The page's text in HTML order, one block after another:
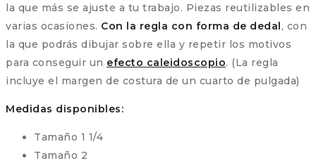
la que más se ajuste a tu trabajo. Piezas reutilizables en
varias ocasiones. Con la regla con forma de dedal, con
la que podrás dibujar sobre ella y repetir los motivos
para conseguir un efecto caleidoscopio. (La regla
incluye el margen de costura de un cuarto de pulgada)
Medidas disponibles:
Tamaño 1 1/4
Tamaño 2